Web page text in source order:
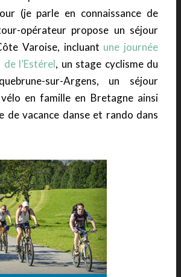
(je parle en connaissance de
opérateur propose un séjour
Varoise, incluant une journée
l’Estérel, un stage cyclisme du
sur-Argens, un séjour
en famille en Bretagne ainsi
de vacance danse et rando dans